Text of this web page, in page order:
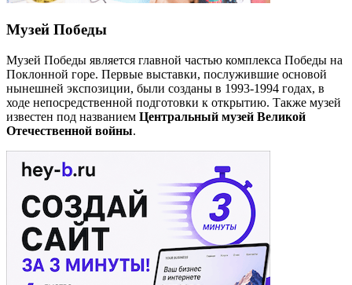
Музей Победы
Музей Победы является главной частью комплекса Победы на
Поклонной горе. Первые выставки, послужившие основой
нынешней экспозиции, были созданы в 1993-1994 годах, в
ходе непосредственной подготовки к открытию. Также музей
известен под названием Центральный музей Великой
Отечественной войны.